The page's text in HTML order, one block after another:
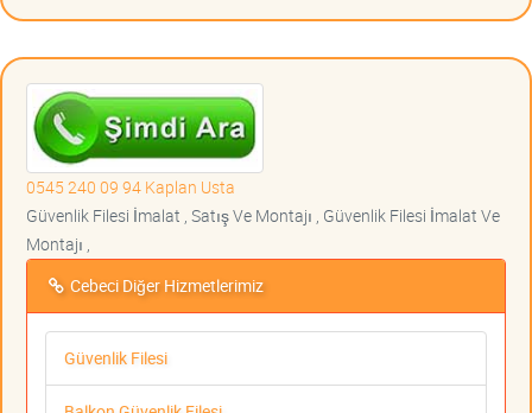
0545 240 09 94 Kaplan Usta
Güvenlik Filesi İmalat , Satış Ve Montajı , Güvenlik Filesi İmalat Ve
Montajı ,
Cebeci Diğer Hizmetlerimiz
Güvenlik Filesi